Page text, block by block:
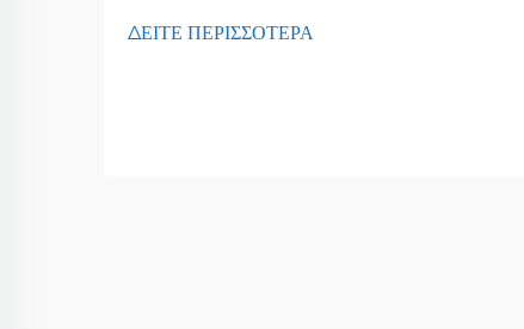
ΔΕΙΤΕ ΠΕΡΙΣΣΟΤΕΡΑ